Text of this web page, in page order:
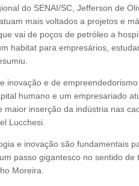
do SENAI/SC, Jefferson de
mais voltados a projetos e
vai de poços de petróleo a
habitat para empresários,
inovação e de
humano e um empresariado
maior inserção da indústria nas
Lucchesi.
e inovação são fundamentais
passo gigantesco no sentido de
Moreira.